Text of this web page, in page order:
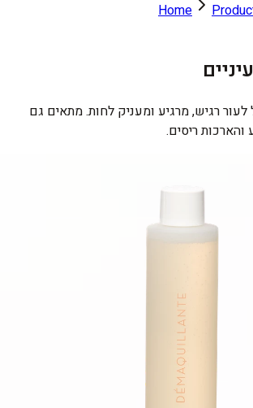
Home
לעור רגיש, מרגיע ומעניק לחות. מתאים גם
ריסים.